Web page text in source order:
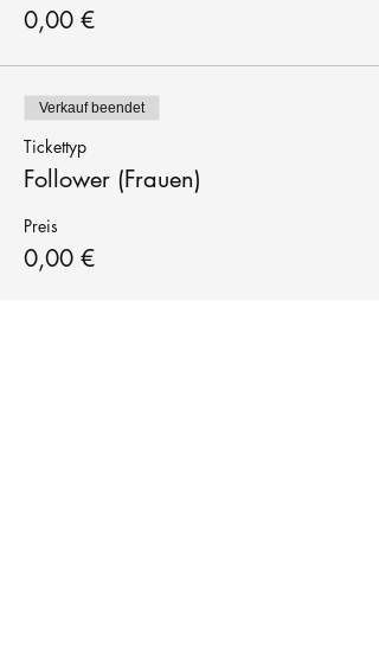
0,00 €
Verkauf beendet
Tickettyp
Follower (Frauen)
Preis
0,00 €